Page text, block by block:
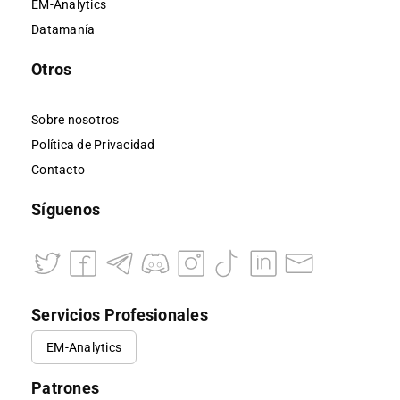
EM-Analytics
Datamanía
Otros
Sobre nosotros
Política de Privacidad
Contacto
Síguenos
Servicios Profesionales
EM-Analytics
Patrones